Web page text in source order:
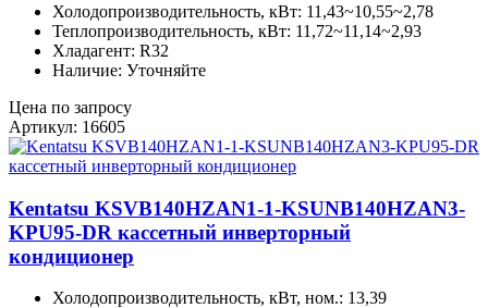
Холодопроизводительность, кВт: 11,43~10,55~2,78
Теплопроизводительность, кВт: 11,72~11,14~2,93
Хладагент: R32
Наличие: Уточняйте
Цена по запросу
Артикул: 16605
Kentatsu KSVB140HZAN1-1-KSUNB140HZAN3-
KPU95-DR кассетный инверторный
кондиционер
Холодопроизводительность, кВт, ном.: 13,39